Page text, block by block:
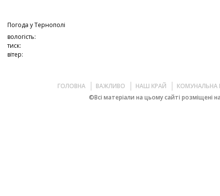
Погода уТернополі
вологість:
тиск:
вітер:
ГОЛОВНА ВАЖЛИВО НАШ КРАЙ
КОМУНАЛЬНА
©Всі матеріали на цьому сайті розміщені